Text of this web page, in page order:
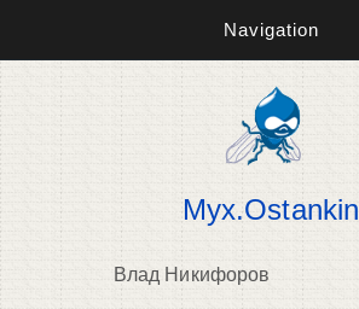
Navigation
Myx.Ostankin
Влад Никифоров